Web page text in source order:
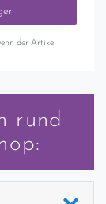
der Artikel
rund